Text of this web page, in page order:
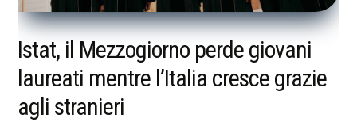
Istat, il Mezzogiorno perde giovani
laureati mentre l’Italia cresce grazie
agli stranieri